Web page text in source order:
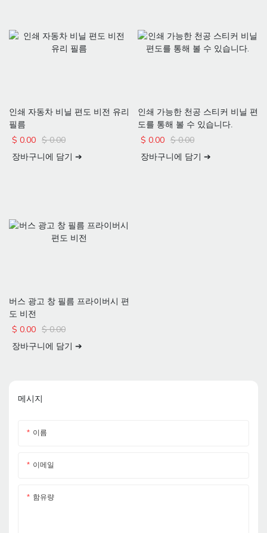
인쇄 자동차 비닐 편도 비전 유리
필름
$ 0.00 $0.00
장바구니에 담기 ➔
인쇄 가능한 천공 스티커 비닐 편
도를 통해 볼 수 있습니다.
$ 0.00 $0.00
장바구니에 담기 ➔
버스 광고 창 필름 프라이버시 편
도 비전
$ 0.00 $0.00
장바구니에 담기 ➔
메시지
이름
이메일
함유량